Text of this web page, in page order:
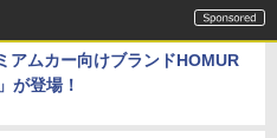
アムカー向けブランドHOMUR
が登場！